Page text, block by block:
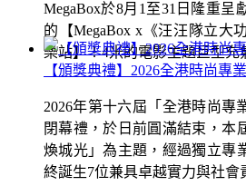
MegaBox於8月1至31日隆重呈
的【MegaBox x《汪汪隊立大
樂站】！4米的電影主題巨型充
【頒獎典禮】2026全港時尚專
2026年第十六屆「全港時尚專
閉幕禮，於日前圓滿結束，本
煥城光」為主題，經過獨立專
終誕生7位兼具卓越實力與社會